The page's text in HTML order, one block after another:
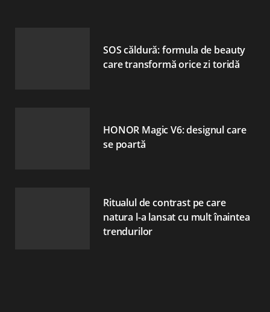
SOS căldură: formula de beauty
care transformă orice zi toridă
HONOR Magic V6: designul care
se poartă
Ritualul de contrast pe care
natura l-a lansat cu mult înaintea
trendurilor